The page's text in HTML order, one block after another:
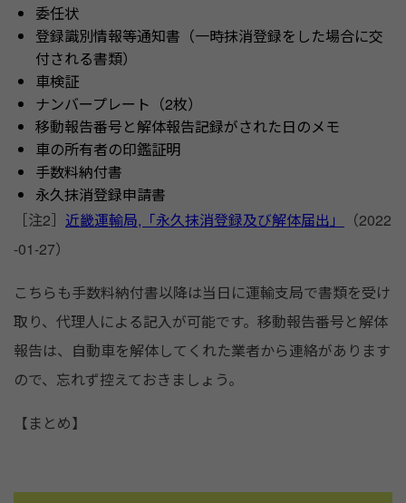
委任状
登録識別情報等通知書（一時抹消登録をした場合に交
付される書類）
車検証
ナンバープレート（2枚）
移動報告番号と解体報告記録がされた日のメモ
車の所有者の印鑑証明
手数料納付書
永久抹消登録申請書
［注2］ 近畿運輸局,「永久抹消登録及び解体届出」
（2022
-01-27）
こちらも手数料納付書以降は当日に運輸支局で書類を受け
取り、代理人による記入が可能です。移動報告番号と解体
報告は、自動車を解体してくれた業者から連絡があります
ので、忘れず控えておきましょう。
【まとめ】